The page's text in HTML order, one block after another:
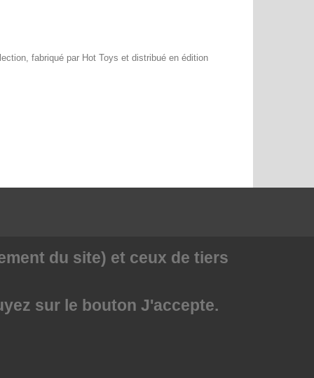
fabriqué par Hot Toys et distribué en édition
du site) et ceux de tiers
sur le bouton J'accepte.